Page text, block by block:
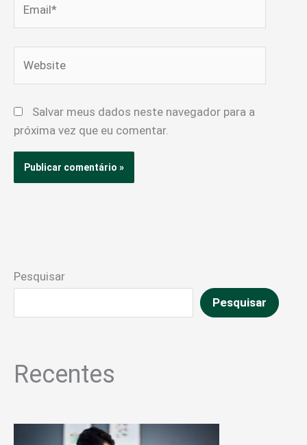
Salvar meus dados neste navegador para a
próxima vez que eu comentar.
Pesquisar
Pesquisar
Recentes